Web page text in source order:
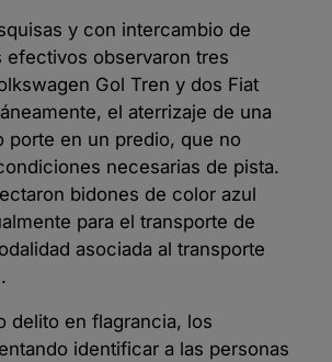
y con intercambio de
efectivos observaron tres
Gol Tren y dos Fiat
el aterrizaje de una
porte en un predio, que no
necesarias de pista.
bidones de color azul
para el transporte de
asociada al transporte
delito en flagrancia, los
identificar a las personas